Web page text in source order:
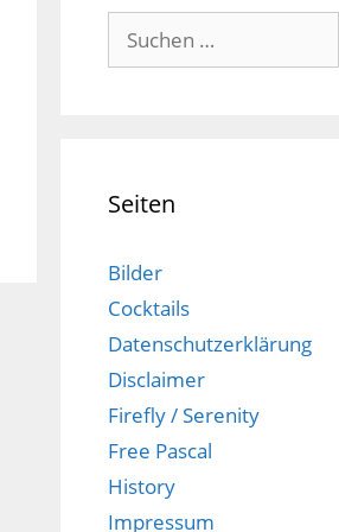
Suchen
nach:
Seiten
Bilder
Cocktails
Datenschutzerklärung
Disclaimer
Firefly / Serenity
Free Pascal
History
Impressum